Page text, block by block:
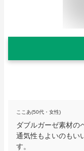
ここあ(50代・女性)
ダブルガーゼ素材の
通気性もよいのもい
す。